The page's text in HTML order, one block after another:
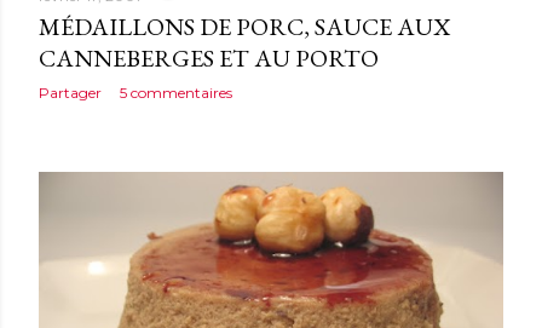
MÉDAILLONS DE PORC, SAUCE AUX
CANNEBERGES ET AU PORTO
Partager 5 commentaires